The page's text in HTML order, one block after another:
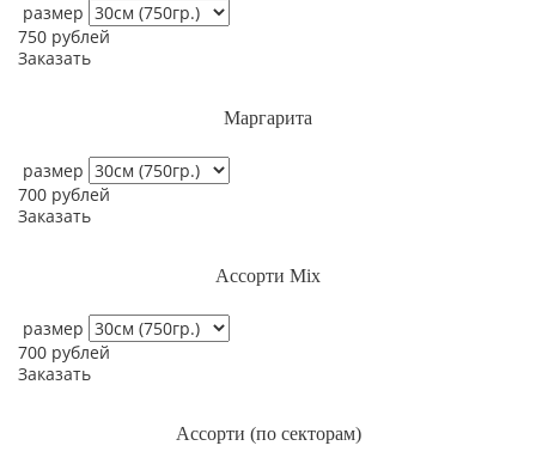
размер
750 рублей
Заказать
Маргарита
размер
700 рублей
Заказать
Ассорти Mix
размер
700 рублей
Заказать
Ассорти (по секторам)